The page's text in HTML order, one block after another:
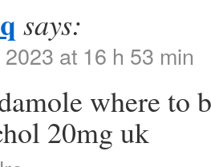
says:
at 16 h 53 min
where to
20mg uk